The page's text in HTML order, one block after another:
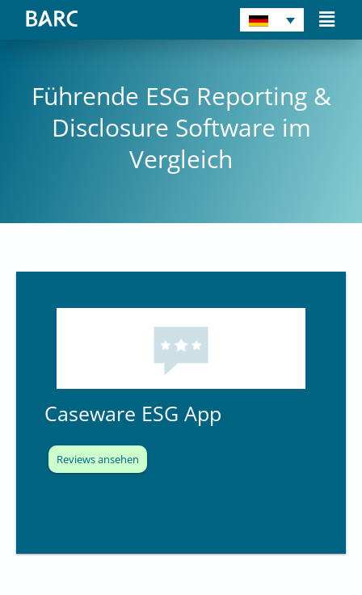
Zum
Inhalt
Main
Führende ESG Reporting &
Disclosure Software im
Vergleich
Caseware ESG App
Reviews ansehen